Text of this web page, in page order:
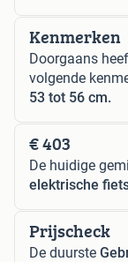
Kenmerken
Doorgaans
volgende
53 tot 56 cm.
€ 403
De huidige
elektrische
Prijscheck
De duurste